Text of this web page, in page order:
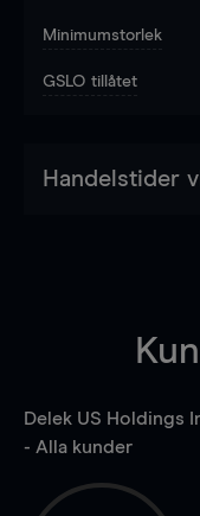
Minimumstorlek
GSLO tillåtet
Handelstider
Delek US Holdings
- Alla kunder